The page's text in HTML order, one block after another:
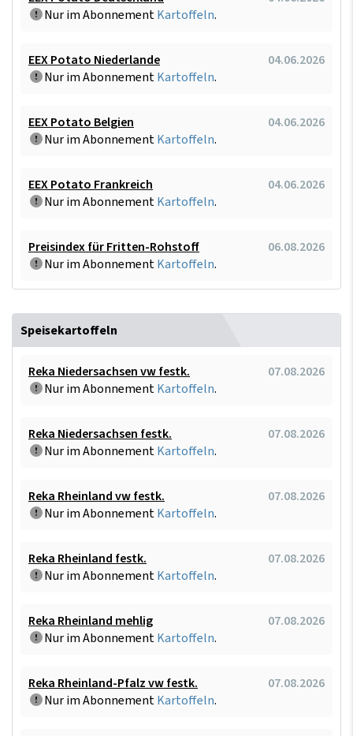
Nur im AbonnementKartoffeln.
EEX Potato Niederlande
04.06.2026
Nur im AbonnementKartoffeln.
EEX Potato Belgien
04.06.2026
Nur im AbonnementKartoffeln.
EEX Potato Frankreich
04.06.2026
Nur im AbonnementKartoffeln.
Preisindex für Fritten-Rohstoff
06.08.2026
Nur im AbonnementKartoffeln.
Speisekartoffeln
Reka Niedersachsen vw festk.
07.08.2026
Nur im AbonnementKartoffeln.
Reka Niedersachsen festk.
07.08.2026
Nur im AbonnementKartoffeln.
Reka Rheinland vw festk.
07.08.2026
Nur im AbonnementKartoffeln.
Reka Rheinland festk.
07.08.2026
Nur im AbonnementKartoffeln.
Reka Rheinland mehlig
07.08.2026
Nur im AbonnementKartoffeln.
Reka Rheinland-Pfalz vw festk.
07.08.2026
Nur im AbonnementKartoffeln.